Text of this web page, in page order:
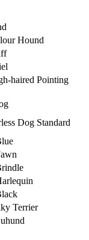
Hound
haired Pointing
Dog Standard
Terrier